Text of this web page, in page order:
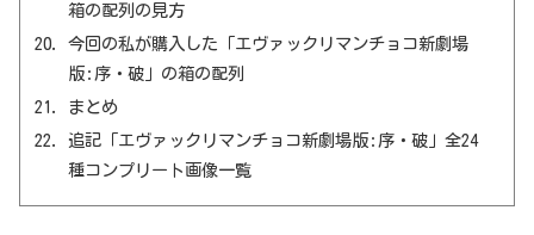
箱の配列の見方
今回の私が購入した「エヴァックリマンチョコ新劇場
版:序・破」の箱の配列
まとめ
追記「エヴァックリマンチョコ新劇場版:序・破」全24
種コンプリート画像一覧